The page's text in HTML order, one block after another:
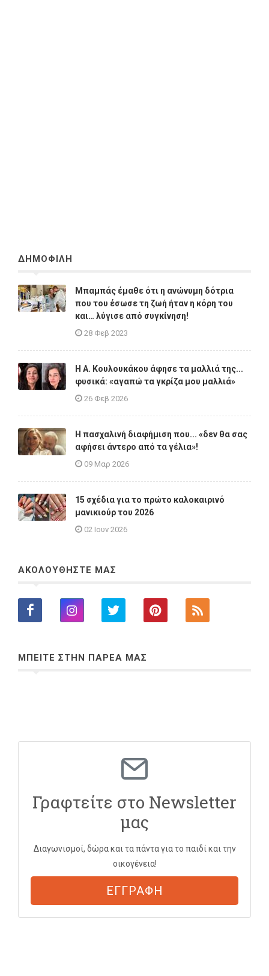
ΔΗΜΟΦΙΛΗ
Μπαμπάς έμαθε ότι η ανώνυμη δότρια
που του έσωσε τη ζωή ήταν η κόρη του
και… λύγισε από συγκίνηση!
28 Φεβ 2023
Η A. Κουλουκάκου άφησε τα μαλλιά της...
φυσικά: «αγαπώ τα γκρίζα μου μαλλιά»
26 Φεβ 2026
Η πασχαλινή διαφήμιση που... «δεν θα σας
αφήσει άντερο από τα γέλια»!
09 Μαρ 2026
15 σχέδια για το πρώτο καλοκαιρινό
μανικιούρ του 2026
02 Ιουν 2026
ΑΚΟΛΟΥΘΗΣΤΕ ΜΑΣ
ΜΠΕΙΤΕ ΣΤΗΝ ΠΑΡΕΑ ΜΑΣ
Γραφτείτε στο Newsletter
μας
Διαγωνισμοί, δώρα και τα πάντα για το παιδί και την
οικογένεια!
ΕΓΓΡΑΦΗ